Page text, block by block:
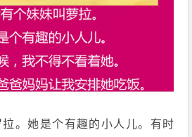
。她是个有趣的小人儿。有时